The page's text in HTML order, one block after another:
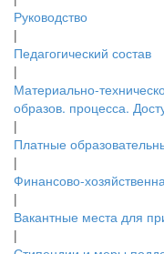
Руководство
|
Педагогический состав
|
Материально-
образов. процесса.
|
Платные
|
Финансово-
|
Вакантные места для
|